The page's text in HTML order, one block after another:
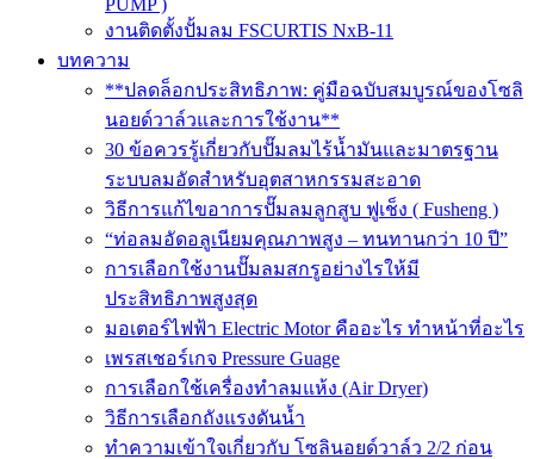
PUMP )
งานติดตั้งปั้มลม FSCURTIS NxB-11
บทความ
**ปลดล็อกประสิทธิภาพ: คู่มือฉบับสมบูรณ์ของโซลิ
นอยด์วาล์วและการใช้งาน**
30 ข้อควรรู้เกี่ยวกับปั๊มลมไร้น้ำมันและมาตรฐาน
ระบบลมอัดสำหรับอุตสาหกรรมสะอาด
วิธีการแก้ไขอาการปั๊มลมลูกสูบ ฟูเช็ง ( Fusheng )
“ท่อลมอัดอลูเนียมคุณภาพสูง – ทนทานกว่า 10 ปี”
การเลือกใช้งานปั๊มลมสกรูอย่างไรให้มี
ประสิทธิภาพสูงสุด
มอเตอร์ไฟฟ้า Electric Motor คืออะไร ทำหน้าที่อะไร
เพรสเชอร์เกจ Pressure Guage
การเลือกใช้เครื่องทำลมแห้ง (Air Dryer)
วิธีการเลือกถังแรงดันน้ำ
ทำความเข้าใจเกี่ยวกับ โซลินอยด์วาล์ว 2/2 ก่อน